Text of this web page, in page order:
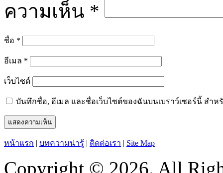
ความเห็น *
ชื่อ *
อีเมล *
เว็บไซต์
บันทึกชื่อ, อีเมล และชื่อเว็บไซต์ของฉันบนเบราว์เซอร์นี้ สำห
หน้าแรก | บทความน่ารู้ | ติดต่อเรา | Site Map
Copyright © 2026. All